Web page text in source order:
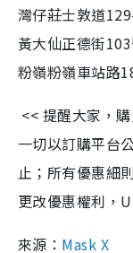
灣仔莊士敦道
黃大仙正德街
粉嶺粉嶺車站路
<< 提醒大家，
一切以訂購平台
止；所有優惠細
更改優惠權利，
來源： Mask X